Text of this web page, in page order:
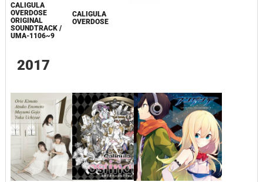
CALIGULA
OVERDOSE
ORIGINAL
SOUNDTRACK /
UMA-1106~9
CALIGULA
OVERDOSE
2017